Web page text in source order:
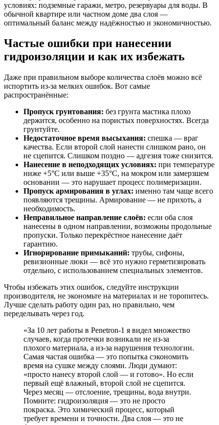
условиях: подземные гаражи, метро, резервуары для воды. В
обычной квартире или частном доме два слоя —
оптимальный баланс между надёжностью и экономичностью.
Частые ошибки при нанесении
гидроизоляции и как их избежать
Даже при правильном выборе количества слоёв можно всё
испортить из-за мелких ошибок. Вот самые
распространённые:
Пропуск грунтования: без грунта мастика плохо
держится, особенно на пористых поверхностях. Всегда
грунтуйте.
Недостаточное время высыхания: спешка — враг
качества. Если второй слой нанести слишком рано, он
не сцепится. Слишком поздно — адгезия тоже снизится.
Нанесение в неподходящих условиях: при температуре
ниже +5°C или выше +35°C, на мокром или замерзшем
основании — это нарушает процесс полимеризации.
Пропуск армирования в углах: именно там чаще всего
появляются трещины. Армирование — не прихоть, а
необходимость.
Неправильное направление слоёв: если оба слоя
нанесены в одном направлении, возможны продольные
пропуски. Только перекрёстное нанесение даёт
гарантию.
Игнорирование примыканий: трубы, сифоны,
ревизионные люки — всё это нужно герметизировать
отдельно, с использованием специальных элементов.
Чтобы избежать этих ошибок, следуйте инструкции
производителя, не экономьте на материалах и не торопитесь.
Лучше сделать работу один раз, но правильно, чем
переделывать через год.
«За 10 лет работы в Penetron-1 я видел множество
случаев, когда протечки возникали не из-за
плохого материала, а из-за нарушения технологии.
Самая частая ошибка — это попытка сэкономить
время на сушке между слоями. Люди думают:
«просто нанесу второй слой — и готово». Но если
первый ещё влажный, второй слой не сцепится.
Через месяц — отслоение, трещины, вода внутри.
Помните: гидроизоляция — это не просто
покраска. Это химический процесс, который
требует времени и точности. Два слоя — это не